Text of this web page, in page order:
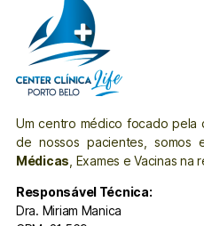
Um centro médico focado
de nossos pacientes, somos
Médicas , Exames e Vacinas
Responsável Técnica:
Dra. Miriam Manica